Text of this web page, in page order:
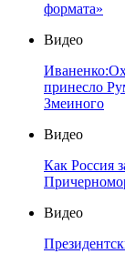
формата»
Видео
принесло
Змеиного
Видео
Как Россия
Видео